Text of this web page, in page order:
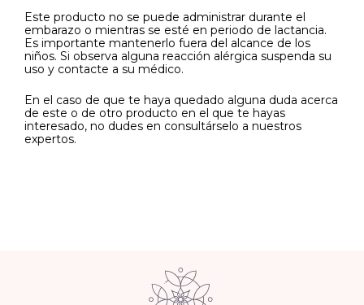
Este producto no se puede administrar durante el
embarazo o mientras se esté en periodo de lactancia.
Es importante mantenerlo fuera del alcance de los
niños. Si observa alguna reacción alérgica suspenda su
uso y contacte a su médico.
En el caso de que te haya quedado alguna duda acerca
de este o de otro producto en el que te hayas
interesado, no dudes en consultárselo a nuestros
expertos.